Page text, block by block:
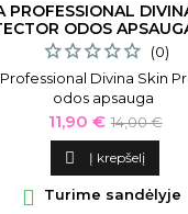
PROFESSIONAL
ODOS
(0)
Professional Divina Skin
odos apsauga
Kaina
11,90 € Bazinė
kaina
14,00 €
 Į krepšelį
 Turime sandėlyje